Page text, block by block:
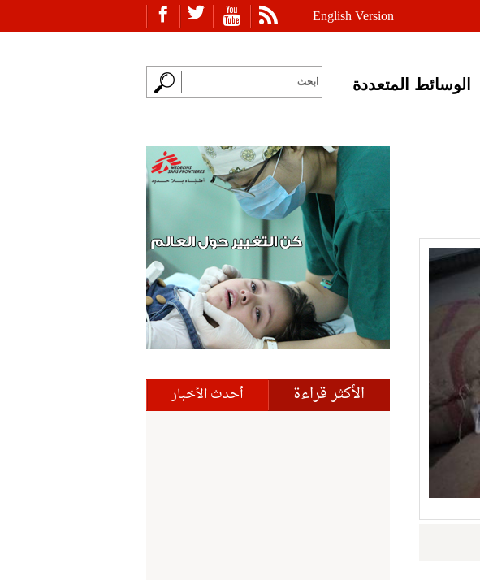
English Version
الوسائط المتعددة
الأكثر قراءة أحدث الأخبار